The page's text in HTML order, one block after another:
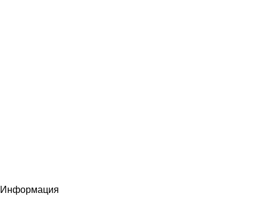
Информация